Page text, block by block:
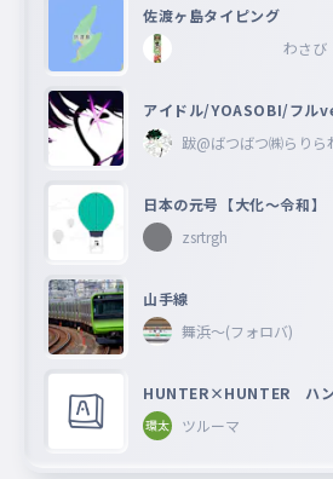
佐渡ヶ島タイピング
わさび
アイドル/YOASOBI/フル
跋@ばつばつ㈱らりら
日本の元号【大化〜令和】
zsrtrgh
山手線
舞浜〜(フォロバ)
HUNTER×HUNTER ハ
ツルーマ